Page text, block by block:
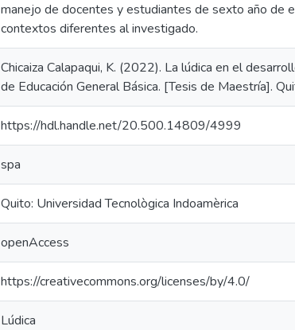
manejo de docentes y estudiantes de sexto año de
contextos diferentes al investigado.
Chicaiza Calapaqui, K. (2022). La lúdica en el
de Educación General Básica. [Tesis de Maestría].
https://hdl.handle.net/20.500.14809/4999
spa
Quito: Universidad Tecnològica Indoamèrica
openAccess
https://creativecommons.org/licenses/by/4.0/
Lúdica